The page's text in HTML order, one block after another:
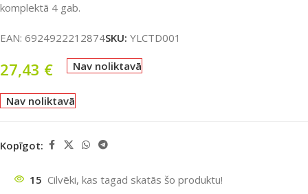
komplektā 4 gab.
EAN: 6924922212874SKU: YLCTD001
27,43 € Nav noliktavā
Nav noliktavā
Kopīgot:
15 Cilvēki, kas tagad skatās šo produktu!